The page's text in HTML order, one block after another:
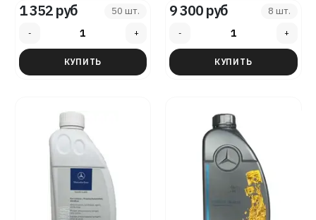
1 352 руб 50 шт. 9 300 руб 8 шт.